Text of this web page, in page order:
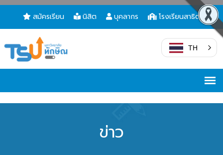
สมัครเรียน นิสิต บุคลากร โรงเรียนสาธิต
TH
ข่าว